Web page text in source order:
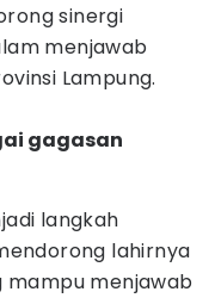
sinergi
menjawab
Lampung.
gagasan
langkah
lahirnya
menjawab